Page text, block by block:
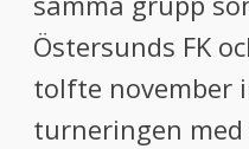
Östersunds FK
tolfte november
turneringen